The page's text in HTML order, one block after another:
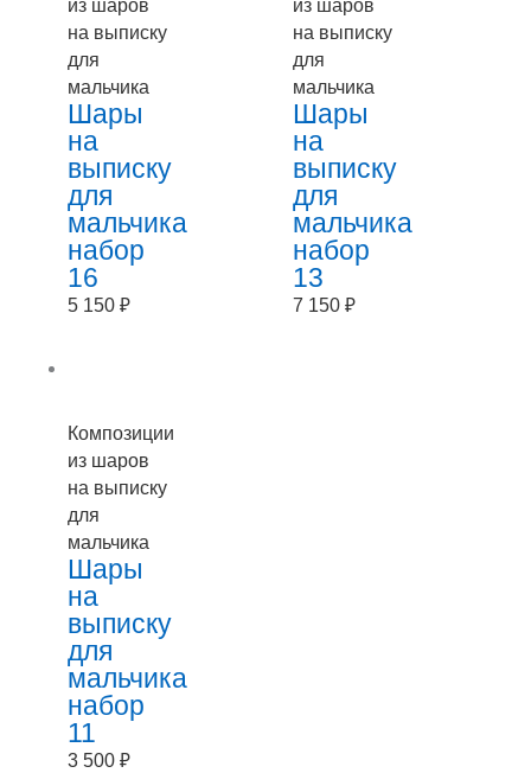
из шаров
на выписку
для
мальчика
Шары
на
выписку
для
мальчика
набор
16
5 150 ₽
из шаров
на выписку
для
мальчика
Шары
на
выписку
для
мальчика
набор
13
7 150₽
Композиции
из шаров
на выписку
для
мальчика
Шары
на
выписку
для
мальчика
набор
11
3 500 ₽